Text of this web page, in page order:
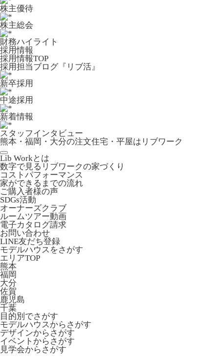
株主優待
株主総会
財務ハイライト
採用情報
採用情報TOP
採用担当ブログ『リブ活』
新卒採用
中途採用
新着情報
スタッフインタビュー
熊本・福岡・大分の注文住宅・平屋はリブワーク
Lib Workとは
数字で見るリブワークの家づくり
コストパフォーマンス
家ができるまでの流れ
ご購入者様の声
SDGs活動
オーナーズクラブ
ルームツアー動画
電子カタログ請求
お問い合わせ
LINE友だち登録
モデルハウスをさがす
エリアTOP
熊本
福岡
大分
佐賀
鹿児島
千葉
目的別でさがす
モデルハウスからさがす
デザインからさがす
イベントからさがす
見学会からさがす